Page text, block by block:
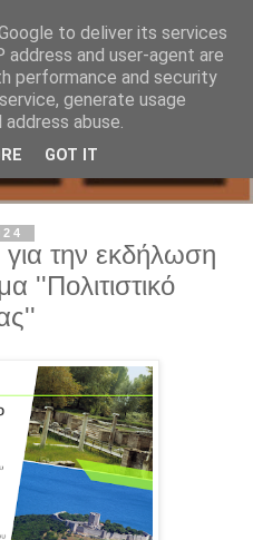
την εκδήλωση
''Πολιτιστικό
to deliver its services
address and user-agent are
performance and security
generate usage
abuse.
GOT IT